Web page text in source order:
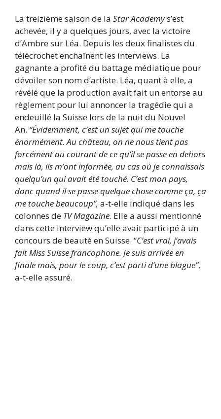
La treizième saison de la Star Academys’est
achevée, il y a quelques jours, avec la victoire
d’Ambre sur Léa. Depuis les deux finalistes du
télécrochet enchaînent les interviews. La
gagnante a profité du battage médiatique pour
dévoiler son nom d’artiste. Léa, quant à elle, a
révélé que la production avait fait un entorse au
règlement pour lui annoncer la tragédie qui a
endeuillé la Suisse lors de la nuit du Nouvel
An. “Évidemment, c’est un sujet qui me touche
énormément. Au château, on ne nous tient pas
forcément au courant de ce qu’il se passe en dehors
mais là, ils m’ont informée, au cas où je connaissais
quelqu’un qui avait été touché. C’est mon pays,
donc quand il se passe quelque chose comme ça, ça
me touche beaucoup”, a-t-elle indiqué dans les
colonnes de TV Magazine. Elle a aussi mentionné
dans cette interview qu’elle avait participé à un
concours de beauté en Suisse. “C’est vrai, j’avais
fait Miss Suisse francophone. Je suis arrivée en
finale mais, pour le coup, c’est parti d’une blague”,
a-t-elle assuré.